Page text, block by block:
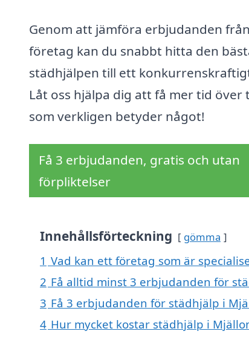
Genom att jämföra erbjudanden
företag kan du snabbt hitta den
städhjälpen till ett
Låt oss hjälpa dig att få mer tid över
som verkligen betyder något!
Få 3 erbjudanden, gratis och utan
förpliktelser
Innehållsförteckning gömma
1 Vad kan ett företag som är
2 Få alltid minst 3 erbjudanden för
3 Få 3 erbjudanden för städhjälp i
4 Hur mycket kostar städhjälp i